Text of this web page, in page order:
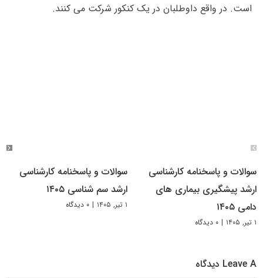
است. در واقع داوطلبان در یک کنکور شرکت می کنند.
سوالات و پاسخنامه کارشناسی
ارشد پیشگیری بیماری های
دامی ۱۴۰۵
۱ تیر, ۱۴۰۵ | ۰ دیدگاه
سوالات و پاسخنامه کارشناسی
ارشد سم شناسی ۱۴۰۵
۱ تیر, ۱۴۰۵ | ۰ دیدگاه
Leave A دیدگاه